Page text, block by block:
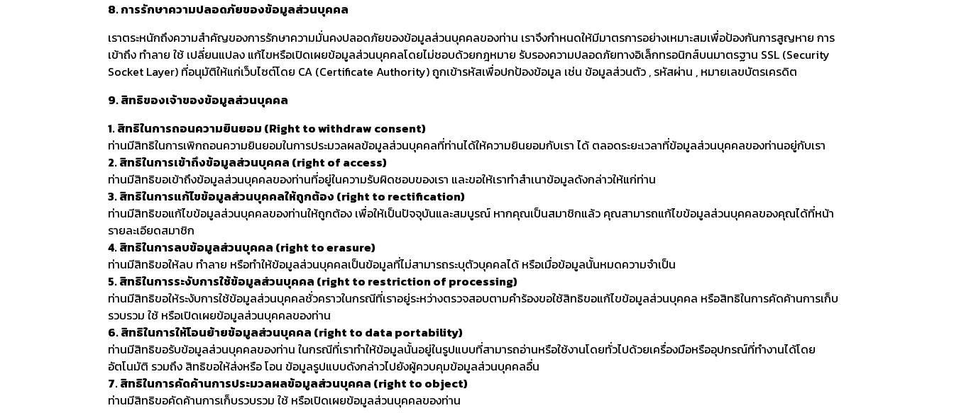
8. การรักษาความปลอดภัยของข้อมูลส่วนบุคคล
เราตระหนักถึงความสำคัญของการรักษาความมั่นคงปลอดภัยของข้อมูลส่วนบุคคลของท่าน เราจึงกำหนดให้มีมาตรการอย่างเหมาะสมเพื่อป้องกันการสูญหาย การ
เข้าถึง ทำลาย ใช้ เปลี่ยนแปลง แก้ไขหรือเปิดเผยข้อมูลส่วนบุคคลโดยไม่ชอบด้วยกฎหมาย รับรองความปลอดภัยทางอิเล็กทรอนิกส์บนมาตรฐาน SSL (Security
Socket Layer) ที่อนุมัติให้แก่เว็บไซต์โดย CA (Certificate Authority) ถูกเข้ารหัสเพื่อปกป้องข้อมูล เช่น ข้อมูลส่วนตัว , รหัสผ่าน , หมายเลขบัตรเครดิต
9. สิทธิของเจ้าของข้อมูลส่วนบุคคล
1. สิทธิในการถอนความยินยอม (Right to withdraw consent)
ท่านมีสิทธิในการเพิกถอนความยินยอมในการประมวลผลข้อมูลส่วนบุคคลที่ท่านได้ให้ความยินยอมกับเรา ได้ ตลอดระยะเวลาที่ข้อมูลส่วนบุคคลของท่านอยู่กับเรา
2. สิทธิในการเข้าถึงข้อมูลส่วนบุคคล (right of access)
ท่านมีสิทธิขอเข้าถึงข้อมูลส่วนบุคคลของท่านที่อยู่ในความรับผิดชอบของเรา และขอให้เราทำสำเนาข้อมูลดังกล่าวให้แก่ท่าน
3. สิทธิในการแก้ไขข้อมูลส่วนบุคคลให้ถูกต้อง (right to rectification)
ท่านมีสิทธิขอแก้ไขข้อมูลส่วนบุคคลของท่านให้ถูกต้อง เพื่อให้เป็นปัจจุบันและสมบูรณ์ หากคุณเป็นสมาชิกแล้ว คุณสามารถแก้ไขข้อมูลส่วนบุคคลของคุณได้ที่หน้า
รายละเอียดสมาชิก
4. สิทธิในการลบข้อมูลส่วนบุคคล (right to erasure)
ท่านมีสิทธิขอให้ลบ ทำลาย หรือทำให้ข้อมูลส่วนบุคคลเป็นข้อมูลที่ไม่สามารถระบุตัวบุคคลได้ หรือเมื่อข้อมูลนั้นหมดความจำเป็น
5. สิทธิในการระงับการใช้ข้อมูลส่วนบุคคล (right to restriction of processing)
ท่านมีสิทธิขอให้ระงับการใช้ข้อมูลส่วนบุคคลชั่วคราวในกรณีที่เราอยู่ระหว่างตรวจสอบตามคำร้องขอใช้สิทธิขอแก้ไขข้อมูลส่วนบุคคล หรือสิทธิในการคัดค้านการเก็บ
รวบรวม ใช้ หรือเปิดเผยข้อมูลส่วนบุคคลของท่าน
6. สิทธิในการให้โอนย้ายข้อมูลส่วนบุคคล (right to data portability)
ท่านมีสิทธิขอรับข้อมูลส่วนบุคคลของท่าน ในกรณีที่เราทำให้ข้อมูลนั้นอยู่ในรูปแบบที่สามารถอ่านหรือใช้งานโดยทั่วไปด้วยเครื่องมือหรืออุปกรณ์ที่ทำงานได้โดย
อัตโนมัติ รวมถึง สิทธิขอให้ส่งหรือ โอน ข้อมูลรูปแบบดังกล่าวไปยังผู้ควบคุมข้อมูลส่วนบุคคลอื่น
7. สิทธิในการคัดค้านการประมวลผลข้อมูลส่วนบุคคล (right to object)
ท่านมีสิทธิขอคัดค้านการเก็บรวบรวม ใช้ หรือเปิดเผยข้อมูลส่วนบุคคลของท่าน